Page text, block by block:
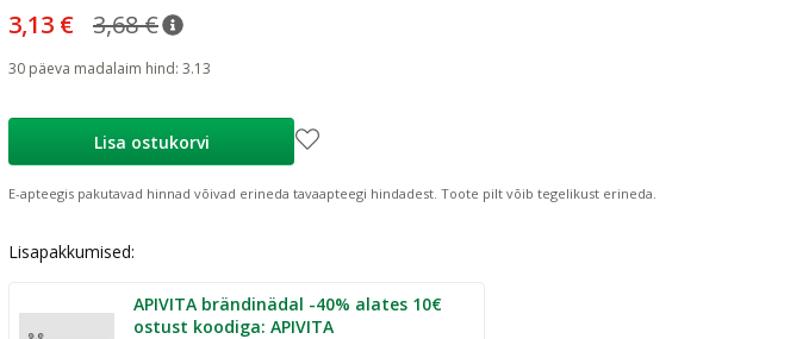
3,68 €nõuanne
Tavaline hind
3,13 €
30 päeva madalaim hind: 3.13
Lisa ostukorvi
E-apteegis pakutavad hinnad võivad erineda tavaapteegi hindadest. Toote pilt võib tegelikust erineda.
Lisapakkumised:
APIVITA brändinädal -40% alates 10€
ostust koodiga: APIVITA